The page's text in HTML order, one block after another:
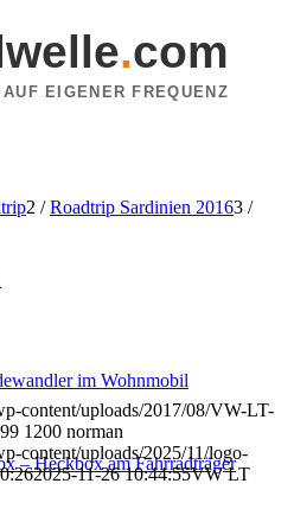
.com
EIGENER FREQUENZ
im Wohnmobil
– Heckbox am Fahrradträger
2 / Roadtrip Sardinien 20163 /
content/uploads/2017/08/VW-LT-
1200 norman
content/uploads/2025/11/logo-
2025-11-26 10:44:55VW LT